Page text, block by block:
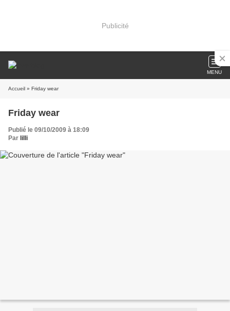
Publicité
MENU
Accueil » Friday wear
Friday wear
Publié le 09/10/2009 à 18:09
Par lilli